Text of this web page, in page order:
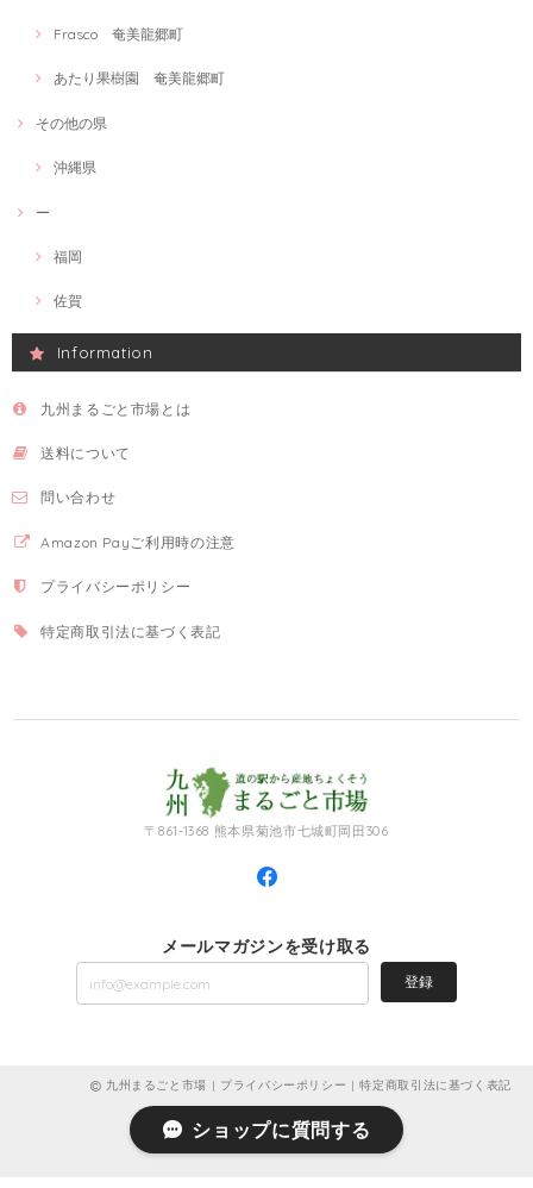
Frasco 奄美龍郷町
あたり果樹園 奄美龍郷町
その他の県
沖縄県
ー
福岡
佐賀
Information
九州まるごと市場とは
送料について
問い合わせ
Amazon Payご利用時の注意
プライバシーポリシー
特定商取引法に基づく表記
〒861-1368 熊本県菊池市七城町岡田306
メールマガジンを受け取る
登録
九州まるごと市場 | プライバシーポリシー |特定商取引法に基づく表記
ショップに質問する